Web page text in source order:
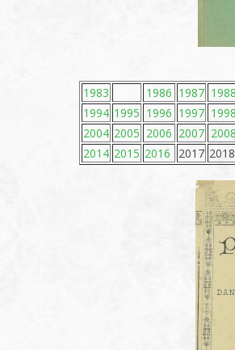
1983 1986 1987
1994 1995 1996 1997
2004 2005 2006 2007
2014 2015 2016 2017